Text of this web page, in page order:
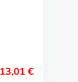
13,01 €